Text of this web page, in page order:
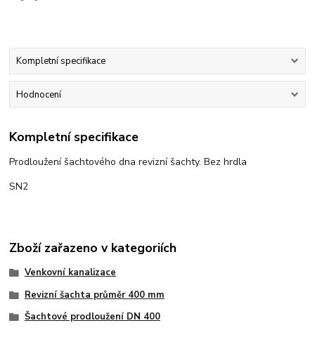
Kompletní specifikace
Hodnocení
Kompletní specifikace
Prodloužení šachtového dna revizní šachty. Bez hrdla
SN2
Zboží zařazeno v kategoriích
Venkovní kanalizace
Revizní šachta průměr 400 mm
Šachtové prodloužení DN 400